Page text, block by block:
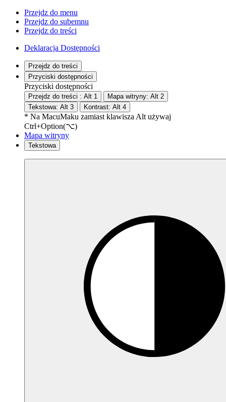
Przejdz do menu
Przejdz do subemnu
Przejdz do treści
Deklaracja Dostępności
Przejdz do treści
Przyciski dostępności
Przyciski dostępności
Przejdz do treści : Alt 1 Mapa witryny: Alt 2
Tekstowa: Alt 3 Kontrast: Alt 4
* Na MacuMaku zamiast klawisza Alt używaj
Ctrl+Option(⌥)
Mapa witryny
Tekstowa